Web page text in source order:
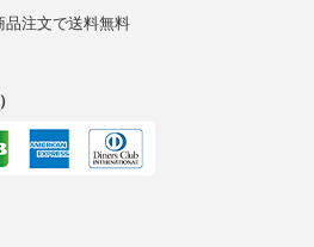
品注文で送料無料